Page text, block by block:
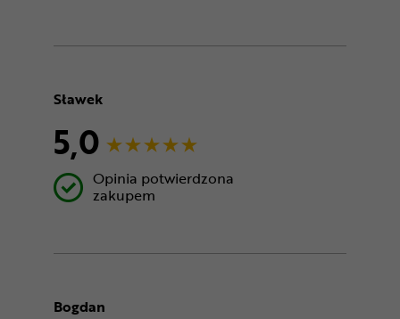
Sławek
5,0
Opinia potwierdzona
zakupem
Bogdan